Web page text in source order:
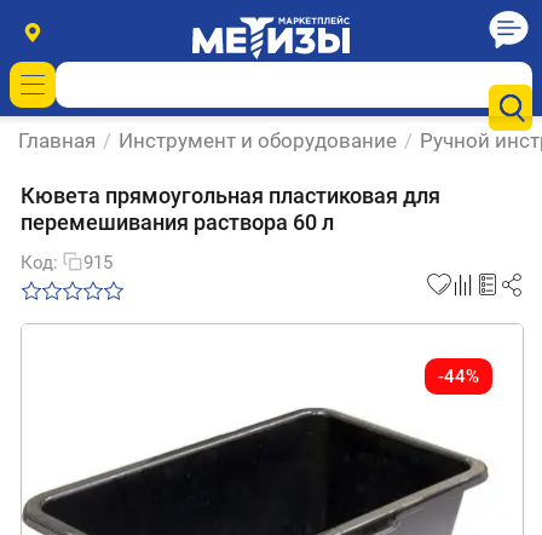
Главная / Инструмент и оборудование / Ручной
Кювета прямоугольная пластиковая для
перемешивания раствора 60 л
Код: 915
-44%